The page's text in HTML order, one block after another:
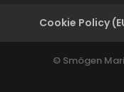
Cookie Policy
© Smögen